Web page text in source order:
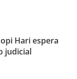
Hari espera
judicial